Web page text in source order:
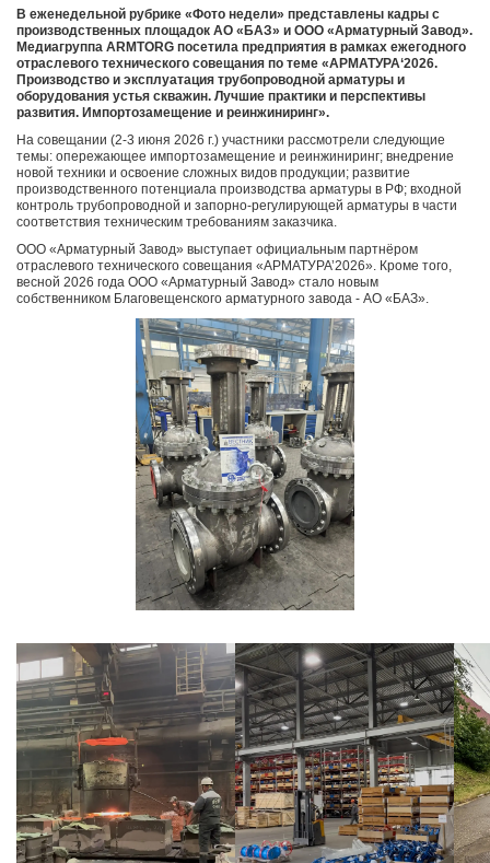
В еженедельной рубрике «Фото недели» представлены кадры с
производственных площадок АО «БАЗ» и ООО «Арматурный Завод».
Медиагруппа ARMTORG посетила предприятия в рамках ежегодного
отраслевого технического совещания по теме «АРМАТУРА‘2026.
Производство и эксплуатация трубопроводной арматуры и
оборудования устья скважин. Лучшие практики и перспективы
развития. Импортозамещение и реинжиниринг».
На совещании (2-3 июня 2026 г.) участники рассмотрели следующие
темы: опережающее импортозамещение и реинжиниринг; внедрение
новой техники и освоение сложных видов продукции; развитие
производственного потенциала производства арматуры в РФ; входной
контроль трубопроводной и запорно-регулирующей арматуры в части
соответствия техническим требованиям заказчика.
ООО «Арматурный Завод» выступает официальным партнёром
отраслевого технического совещания «АРМАТУРА’2026». Кроме того,
весной 2026 года ООО «Арматурный Завод» стало новым
собственником Благовещенского арматурного завода - АО «БАЗ».